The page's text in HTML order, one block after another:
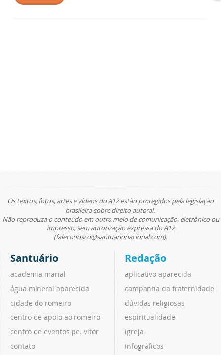
Os textos, fotos, artes e vídeos do A12 estão protegidos pela legislação
brasileira sobre direito autoral.
Não reproduza o conteúdo em outro meio de comunicação, eletrônico ou
impresso, sem autorização expressa do A12
(faleconosco@santuarionacional.com).
Santuário
academia marial
água mineral aparecida
cidade do romeiro
centro de apoio ao romeiro
centro de eventos pe. vitor
contato
Redação
aplicativo aparecida
campanha da fraternidade
dúvidas religiosas
espiritualidade
igreja
infográficos